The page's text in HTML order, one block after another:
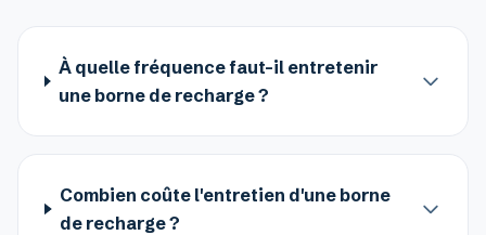
À quelle fréquence faut-il entretenir
une borne de recharge ?
Combien coûte l'entretien d'une borne
de recharge ?